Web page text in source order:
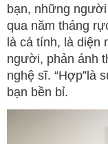
bạn, những
qua năm tháng
là cá tính, là diện
người, phản ánh
nghệ sĩ. “Hợp”là
bạn bền bỉ.